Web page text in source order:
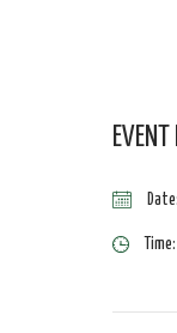
Date:
Time: